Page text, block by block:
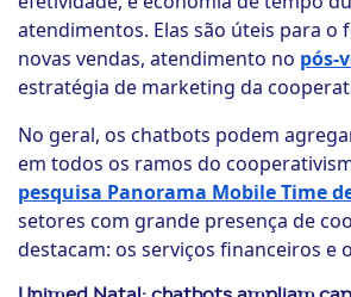
atendimentos. Elas são úteis para o
novas vendas, atendimento no pós-
estratégia de marketing da
No geral, os chatbots podem
em todos os ramos do
pesquisa Panorama Mobile Time
setores com grande presença de
destacam: os serviços financeiros e